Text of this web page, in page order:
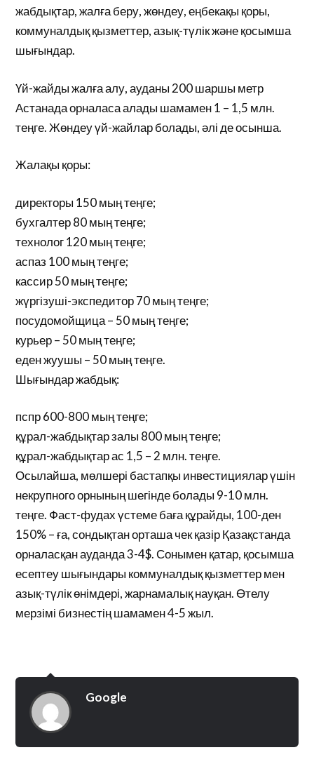
жабдықтар, жалға беру, жөндеу, еңбекақы қоры,
коммуналдық қызметтер, азық-түлік және қосымша
шығындар.
Үй-жайды жалға алу, ауданы 200 шаршы метр
Астанада орналаса алады шамамен 1 – 1,5 млн.
теңге. Жөндеу үй-жайлар болады, әлі де осынша.
Жалақы қоры:
директоры 150 мың теңге;
бухгалтер 80 мың теңге;
технолог 120 мың теңге;
аспаз 100 мың теңге;
кассир 50 мың теңге;
жүргізуші-экспедитор 70 мың теңге;
посудомойщица – 50 мың теңге;
курьер – 50 мың теңге;
еден жуушы – 50 мың теңге.
Шығындар жабдық:
пспр 600-800 мың теңге;
құрал-жабдықтар залы 800 мың теңге;
құрал-жабдықтар ас 1,5 – 2 млн. теңге.
Осылайша, мөлшері бастапқы инвестициялар үшін
некрупного орнының шегінде болады 9-10 млн.
теңге. Фаст-фудах үстеме баға құрайды, 100-ден
150% – ға, сондықтан орташа чек қазір Қазақстанда
орналасқан ауданда 3-4$. Сонымен қатар, қосымша
есептеу шығындары коммуналдық қызметтер мен
азық-түлік өнімдері, жарнамалық науқан. Өтелу
мерзімі бизнестің шамамен 4-5 жыл.
Google